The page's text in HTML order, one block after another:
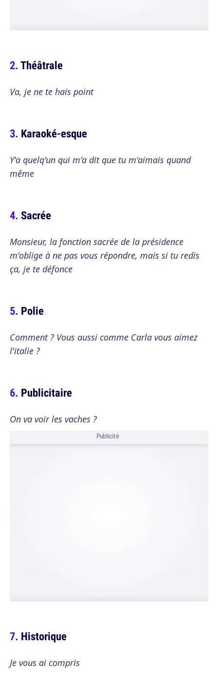
Théâtrale
Va, je ne te hais point
Karaoké-esque
Y'a quelq'un qui m'a dit que tu m'aimais quand
même
Sacrée
Monsieur, la fonction sacrée de la présidence
m'oblige à ne pas vous répondre, mais si tu redis
ça, je te défonce
Polie
Comment ? Vous aussi comme Carla vous aimez
l'italie ?
Publicitaire
On va voir les vaches ?
Publicité
Historique
Je vous ai compris